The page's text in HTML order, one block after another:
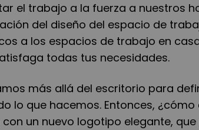
el trabajo a la fuerza a nuestros
del diseño del espacio de
a los espacios de trabajo en
todas tus necesidades.
más allá del escritorio para
lo que hacemos. Entonces,
un nuevo logotipo elegante,